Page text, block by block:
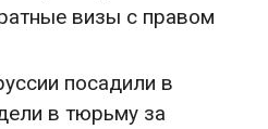
визы с правом
посадили в
в тюрьму за